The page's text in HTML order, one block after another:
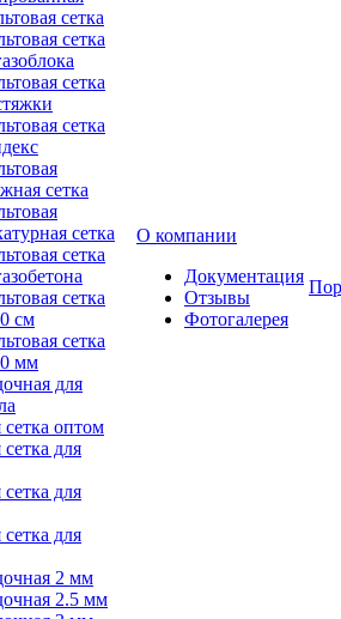
сетка
сетка
сетка
сетка
сетка
сетка
сетка
сетка
см
сетка
мм
для
оптом
для
для
для
2 мм
2.5 мм
О компании
Документация
Отзывы
Фотогалерея